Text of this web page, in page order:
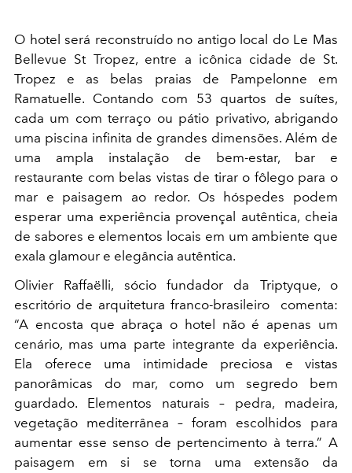
O hotel será reconstruído no antigo local do Le Mas
Bellevue St Tropez, entre a icônica cidade de St.
Tropez e as belas praias de Pampelonne em
Ramatuelle. Contando com 53 quartos de suítes,
cada um com terraço ou pátio privativo, abrigando
uma piscina infinita de grandes dimensões. Além de
uma ampla instalação de bem-estar, bar e
restaurante com belas vistas de tirar o fôlego para o
mar e paisagem ao redor. Os hóspedes podem
esperar uma experiência provençal autêntica, cheia
de sabores e elementos locais em um ambiente que
exala glamour e elegância autêntica.
Olivier Raffaëlli, sócio fundador da Triptyque, o
escritório de arquitetura franco-brasileiro comenta:
“A encosta que abraça o hotel não é apenas um
cenário, mas uma parte integrante da experiência.
Ela oferece uma intimidade preciosa e vistas
panorâmicas do mar, como um segredo bem
guardado. Elementos naturais – pedra, madeira,
vegetação mediterrânea – foram escolhidos para
aumentar esse senso de pertencimento à terra.” A
paisagem em si se torna uma extensão da